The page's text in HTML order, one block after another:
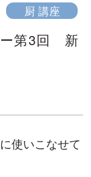
厨 講座
ー第3回 新
使いこなせて